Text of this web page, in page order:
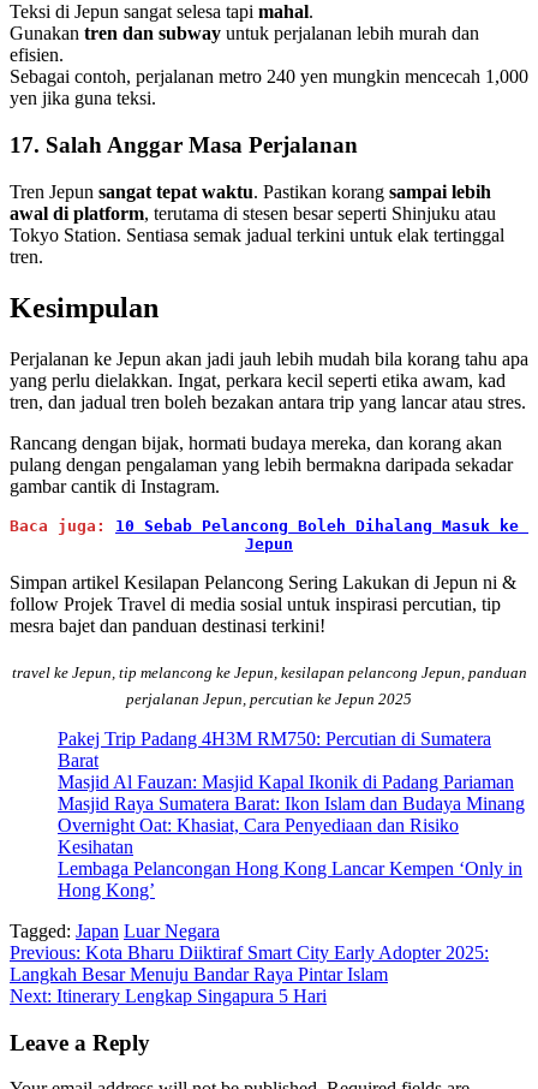
Teksi di Jepun sangat selesa tapi mahal.
Gunakan tren dan subway untuk perjalanan lebih murah dan
efisien.
Sebagai contoh, perjalanan metro 240 yen mungkin mencecah 1,000
yen jika guna teksi.
17. Salah Anggar Masa Perjalanan
Tren Jepun sangat tepat waktu. Pastikan korang sampai lebih
awal di platform, terutama di stesen besar seperti Shinjuku atau
Tokyo Station. Sentiasa semak jadual terkini untuk elak tertinggal
tren.
Kesimpulan
Perjalanan ke Jepun akan jadi jauh lebih mudah bila korang tahu apa
yang perlu dielakkan. Ingat, perkara kecil seperti etika awam, kad
tren, dan jadual tren boleh bezakan antara trip yang lancar atau stres.
Rancang dengan bijak, hormati budaya mereka, dan korang akan
pulang dengan pengalaman yang lebih bermakna daripada sekadar
gambar cantik di Instagram.
Baca juga: 10 Sebab Pelancong Boleh Dihalang Masuk ke
Jepun
Simpan artikel Kesilapan Pelancong Sering Lakukan di Jepun ni &
follow Projek Travel di media sosial untuk inspirasi percutian, tip
mesra bajet dan panduan destinasi terkini!
travel ke Jepun, tip melancong ke Jepun, kesilapan pelancong Jepun, panduan
perjalanan Jepun, percutian ke Jepun 2025
Pakej Trip Padang 4H3M RM750: Percutian di Sumatera
Barat
Masjid Al Fauzan: Masjid Kapal Ikonik di Padang Pariaman
Masjid Raya Sumatera Barat: Ikon Islam dan Budaya Minang
Overnight Oat: Khasiat, Cara Penyediaan dan Risiko
Kesihatan
Lembaga Pelancongan Hong Kong Lancar Kempen ‘Only in
Hong Kong’
Tagged: Japan Luar Negara
Post
navigation
Previous: Kota Bharu Diiktiraf Smart City Early Adopter 2025:
Langkah Besar Menuju Bandar Raya Pintar Islam
Next: Itinerary Lengkap Singapura 5 Hari
Leave a Reply